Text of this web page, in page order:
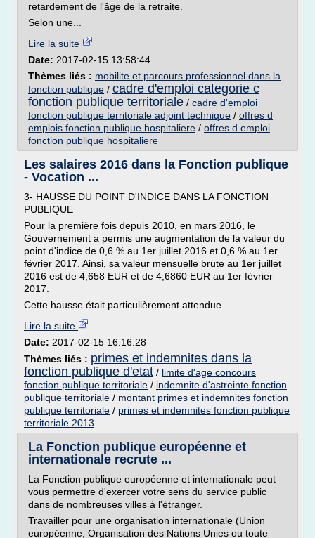
retardement de l'âge de la retraite.
Selon une...
Lire la suite
Date: 2017-02-15 13:58:44
Thèmes liés : mobilite et parcours professionnel dans la
fonction publique / cadre d'emploi categorie c
fonction publique territoriale / cadre d'emploi
fonction publique territoriale adjoint technique / offres d
emplois fonction publique hospitaliere / offres d emploi
fonction publique hospitaliere
Les salaires 2016 dans la Fonction publique
- Vocation ...
3- HAUSSE DU POINT D'INDICE DANS LA FONCTION
PUBLIQUE
Pour la première fois depuis 2010, en mars 2016, le
Gouvernement a permis une augmentation de la valeur du
point d'indice de 0,6 % au 1er juillet 2016 et 0,6 % au 1er
février 2017. Ainsi, sa valeur mensuelle brute au 1er juillet
2016 est de 4,658 EUR et de 4,6860 EUR au 1er février
2017.
Cette hausse était particulièrement attendue....
Lire la suite
Date: 2017-02-15 16:16:28
Thèmes liés : primes et indemnites dans la
fonction publique d'etat / limite d'age concours
fonction publique territoriale / indemnite d'astreinte fonction
publique territoriale / montant primes et indemnites fonction
publique territoriale / primes et indemnites fonction publique
territoriale 2013
La Fonction publique européenne et
internationale recrute ...
La Fonction publique européenne et internationale peut
vous permettre d'exercer votre sens du service public
dans de nombreuses villes à l'étranger.
Travailler pour une organisation internationale (Union
européenne, Organisation des Nations Unies ou toute